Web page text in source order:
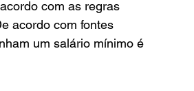
acordo com fontes
um salário mínimo é